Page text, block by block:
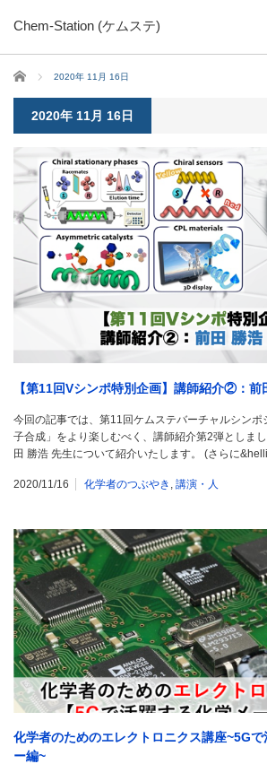
Chem-Station (ケムステ)
ホーム 2020年 11月 16日
2020年 11月 16日
【第11回Vシンポ特別企画】講師紹介②：前
今回の記事では、第11回ケムステバーチャルシンポ
子合成」をより楽しむべく、講師紹介第2弾としま
田 勝浩 先生について紹介いたします。 (さらに
2020/11/16 化学者のつぶやき 講演・人
化学者のためのエレクトロニクス講座~5G
ー編~